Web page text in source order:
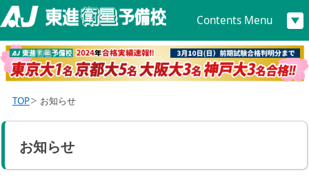
Contents Menu
TOP お知らせ
お知らせ